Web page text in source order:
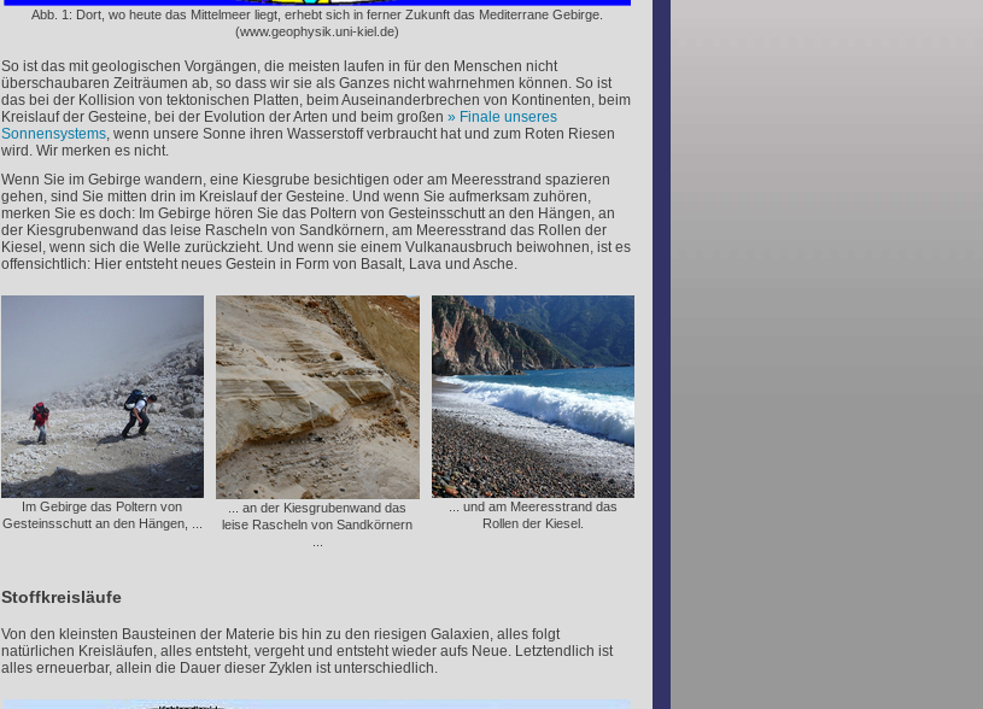
Abb. 1: Dort, wo heute das Mittelmeer liegt, erhebt sich in ferner Zukunft das Mediterrane Gebirge.
(www.geophysik.uni-kiel.de)
So ist das mit geologischen Vorgängen, die meisten laufen in für den Menschen nicht
überschaubaren Zeiträumen ab, so dass wir sie als Ganzes nicht wahrnehmen können. So ist
das bei der Kollision von tektonischen Platten, beim Auseinanderbrechen von Kontinenten, beim
Kreislauf der Gesteine, bei der Evolution der Arten und beim großen
Finale unseres
Sonnensystems, wenn unsere Sonne ihren Wasserstoff verbraucht hat und zum Roten Riesen
wird. Wir merken es nicht.
Wenn Sie im Gebirge wandern, eine Kiesgrube besichtigen oder am Meeresstrand spazieren
gehen, sind Sie mitten drin im Kreislauf der Gesteine. Und wenn Sie aufmerksam zuhören,
merken Sie es doch: Im Gebirge hören Sie das Poltern von Gesteinsschutt an den Hängen, an
der Kiesgrubenwand das leise Rascheln von Sandkörnern, am Meeresstrand das Rollen der
Kiesel, wenn sich die Welle zurückzieht. Und wenn sie einem Vulkanausbruch beiwohnen, ist es
offensichtlich: Hier entsteht neues Gestein in Form von Basalt, Lava und Asche.
Im Gebirge das Poltern von
Gesteinsschutt an den Hängen, ...
... an der Kiesgrubenwand das
leise Rascheln von Sandkörnern
... und am Meeresstrand das
Rollen der Kiesel.
Stoffkreisläufe
Von den kleinsten Bausteinen der Materie bis hin zu den riesigen Galaxien, alles folgt
natürlichen Kreisläufen, alles entsteht, vergeht und entsteht wieder aufs Neue. Letztendlich ist
alles erneuerbar, allein die Dauer dieser Zyklen ist unterschiedlich.